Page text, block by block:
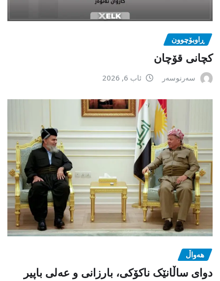
ڕاوبۆچوون
کچانی قۆچان
سەرنوسەر ئاب 6, 2026
هەواڵ
دوای ساڵانێک ناکۆکی، بارزانی و عەلی باپیر